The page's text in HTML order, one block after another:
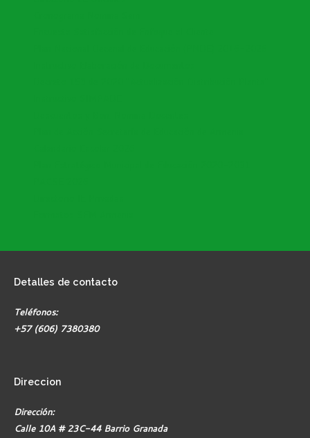
Detalles de contacto
Teléfonos:
+57 (606) 7380380
Direccion
Dirección:
Calle 10A # 23C-44 Barrio Granada